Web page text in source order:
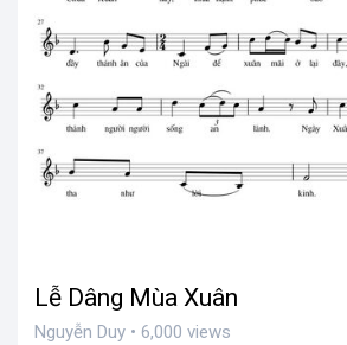
Lễ Dâng Mùa Xuân
Nguyễn Duy • 6,000 views